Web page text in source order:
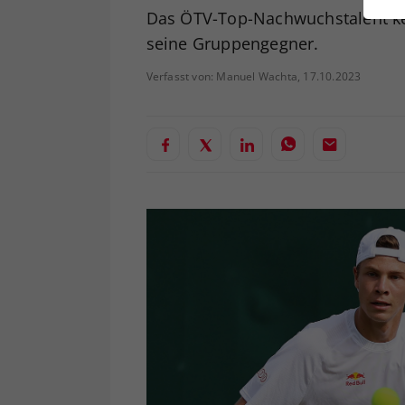
Das ÖTV-Top-Nachwuchstalent
seine Gruppengegner.
Verfasst von: Manuel Wachta, 17.10.2023